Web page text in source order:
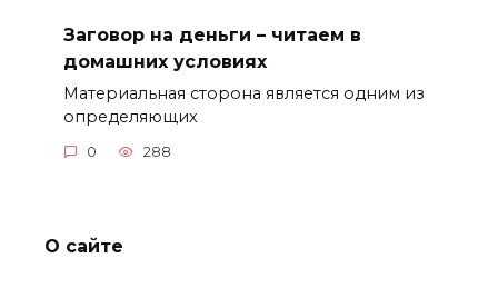
Заговор на деньги – читаем в
домашних условиях
Материальная сторона является одним из
определяющих
0 288
О сайте